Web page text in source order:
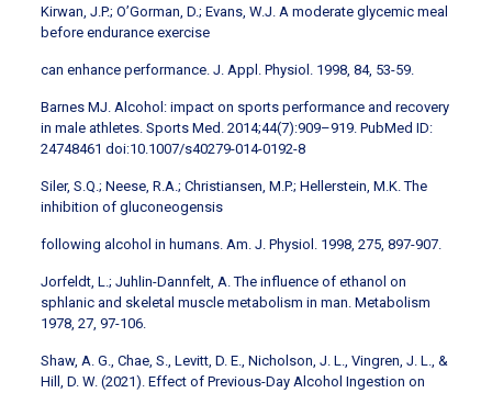
Kirwan, J.P.; O’Gorman, D.; Evans, W.J. A moderate glycemic meal
before endurance exercise
can enhance performance. J. Appl. Physiol. 1998, 84, 53-59.
Barnes MJ. Alcohol: impact on sports performance and recovery
in male athletes. Sports Med. 2014;44(7):909–919. PubMed ID:
24748461 doi:10.1007/s40279-014-0192-8
Siler, S.Q.; Neese, R.A.; Christiansen, M.P.; Hellerstein, M.K. The
inhibition of gluconeogensis
following alcohol in humans. Am. J. Physiol. 1998, 275, 897-907.
Jorfeldt, L.; Juhlin-Dannfelt, A. The influence of ethanol on
sphlanic and skeletal muscle metabolism in man. Metabolism
1978, 27, 97-106.
Shaw, A. G., Chae, S., Levitt, D. E., Nicholson, J. L., Vingren, J. L., &
Hill, D. W. (2021). Effect of Previous-Day Alcohol Ingestion on